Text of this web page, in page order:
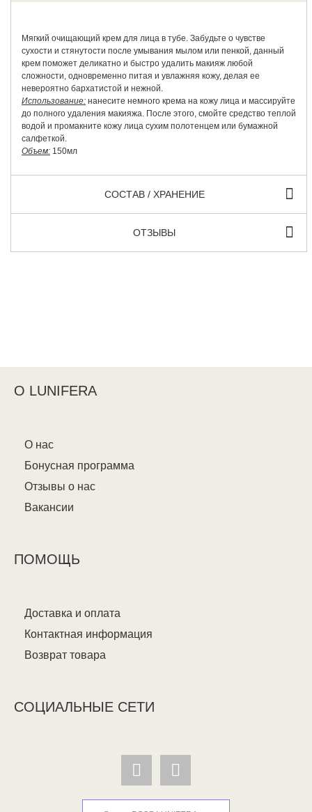
Мягкий очищающий крем для лица в тубе. Забудьте о чувстве
сухости и стянутости после умывания мылом или пенкой, данный
крем поможет деликатно и быстро удалить макияж любой
сложности, одновременно питая и увлажняя кожу, делая ее
невероятно бархатистой и нежной.
Использование: нанесите немного крема на кожу лица и массируйте
до полного удаления макияжа. После этого, смойте средство теплой
водой и промакните кожу лица сухим полотенцем или бумажной
салфеткой.
Объем: 150мл
СОСТАВ / ХРАНЕНИЕ
ОТЗЫВЫ
О LUNIFERA
О нас
Бонусная программа
Отзывы о нас
Вакансии
ПОМОЩЬ
Доставка и оплата
Контактная информация
Возврат товара
СОЦИАЛЬНЫЕ СЕТИ